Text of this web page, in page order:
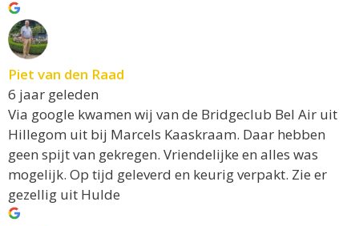
Piet van den Raad
6 jaar geleden
Via google kwamen wij van de Bridgeclub Bel Air uit
Hillegom uit bij Marcels Kaaskraam. Daar hebben
geen spijt van gekregen. Vriendelijke en alles was
mogelijk. Op tijd geleverd en keurig verpakt. Zie er
gezellig uit Hulde